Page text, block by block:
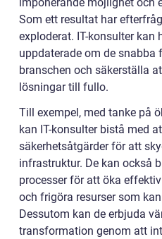
imponerande möjlighet och
Som ett resultat har
exploderat. IT-konsulter
uppdaterade om de snabba
branschen och säkerställa
lösningar till fullo.
Till exempel, med tanke på
kan IT-konsulter bistå med
säkerhetsåtgärder för att
infrastruktur. De kan också
processer för att öka
och frigöra resurser som
Dessutom kan de erbjuda
transformation genom att